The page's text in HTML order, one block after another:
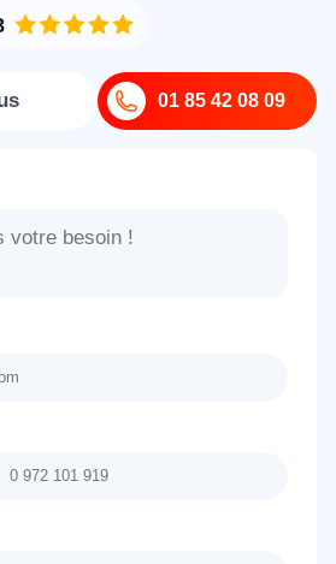
01 85 42 08 09